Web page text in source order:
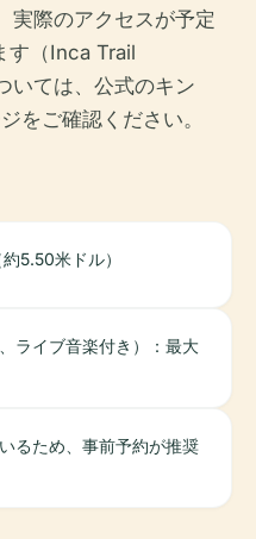
実際のアクセスが予定
す（Inca Trail
いては、公式のキン
をご確認ください。
5.50米ドル）
ライブ音楽付き）：最大
るため、事前予約が推奨